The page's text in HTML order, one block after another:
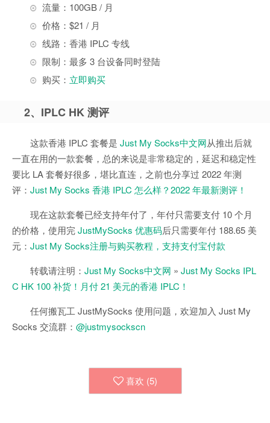
流量：100GB / 月
价格：$21 / 月
线路：香港 IPLC 专线
限制：最多 3 台设备同时登陆
购买： 立即购买
2、IPLC HK 测评
这款香港 IPLC 套餐是 Just My Socks中文网从推出后就
一直在用的一款套餐，总的来说是非常稳定的，延迟和稳定性
要比 LA 套餐好很多，堪比直连，之前也分享过 2022 年测
评： Just My Socks 香港 IPLC 怎么样？2022 年最新测评！
现在这款套餐已经支持年付了，年付只需要支付 10 个月
的价格，使用完JustMySocks 优惠码后只需要年付 188.65 美
元： Just My Socks注册与购买教程，支持支付宝付款
转载请注明： Just My Socks中文网 » Just My Socks IPL
C HK 100 补货！月付 21 美元的香港 IPLC！
任何搬瓦工 JustMySocks 使用问题，欢迎加入 Just My
Socks 交流群： @justmysockscn
喜欢 (5)